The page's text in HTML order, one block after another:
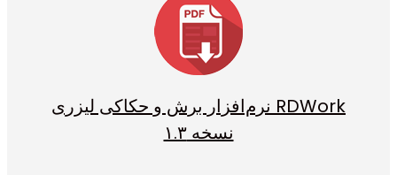
نرم‌افزار برش و حکاکی لیزری RDWork
نسخه ۱.۳